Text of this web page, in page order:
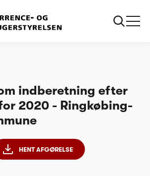
indberetning efter
2020 - Ringkøbing-
HENT AFGØRELSE